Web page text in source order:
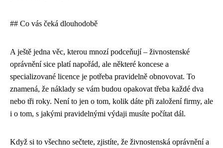
## Co vás čeká dlouhodobě
A ještě jedna věc, kterou mnozí podceňují – živnostenské
oprávnění sice platí napořád, ale některé koncese a
specializované licence je potřeba pravidelně obnovovat. To
znamená, že náklady se vám budou opakovat třeba každé dva
nebo tři roky. Není to jen o tom, kolik dáte při založení firmy, ale
i o tom, s jakými pravidelnými výdaji musíte počítat dál.
Když si to všechno sečtete, zjistíte, že živnostenská oprávnění a